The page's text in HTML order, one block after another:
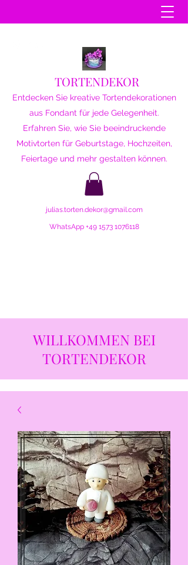
TORTENDEKOR
Entdecken Sie kreative Tortendekorationen
aus Fondant für jede Gelegenheit.
Erfahren Sie, wie Sie beeindruckende
Motivtorten für Geburtstage, Hochzeiten,
Feiertage und mehr gestalten können.
julias.torten.dekor@gmail.com
WhatsApp +49 1573 1076118
WILLKOMMEN BEI
TORTENDEKOR